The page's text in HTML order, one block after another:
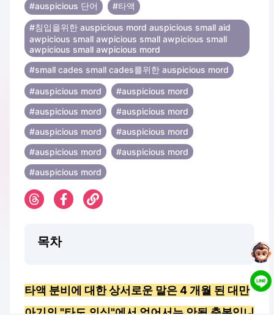
#auspicious 단어 #타액
#침입을위한 auspicious mord auspicious small aid
awpicious small awpicious small awpicious small
awpicious small awpicious mord
#small cades small cades를위한 auspicious mord
#auspicious mord
#auspicious mord
#auspicious mord
#auspicious mord
#auspicious mord
#auspicious mord
#auspicious mord
#auspicious mord
#auspicious mord
목차
타액 분비에 대한 상서로운 말은 4 개월 된 대만
아기의 "타도 의식"에서 없어서는 안될 축복입니